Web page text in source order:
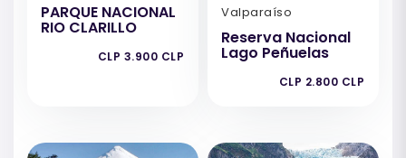
PARQUE NACIONAL
RIO CLARILLO
CLP 3.900 CLP
Valparaíso
Reserva Nacional
Lago Peñuelas
CLP 2.800 CLP